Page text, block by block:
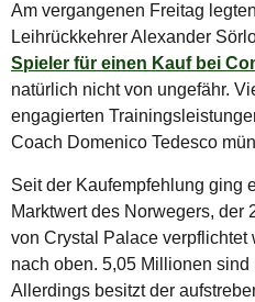
Am vergangenen Freitag
Leihrückkehrer Alexander
Spieler für einen Kauf bei
natürlich nicht von ungefähr.
engagierten
Coach Domenico Tedesco
Seit der Kaufempfehlung ging
Marktwert des Norwegers, der
von Crystal Palace verpflichtet
nach oben. 5,05 Millionen
Allerdings besitzt der